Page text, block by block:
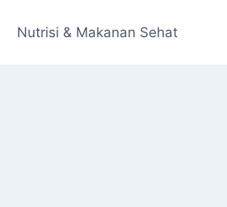
Nutrisi & Makanan Sehat